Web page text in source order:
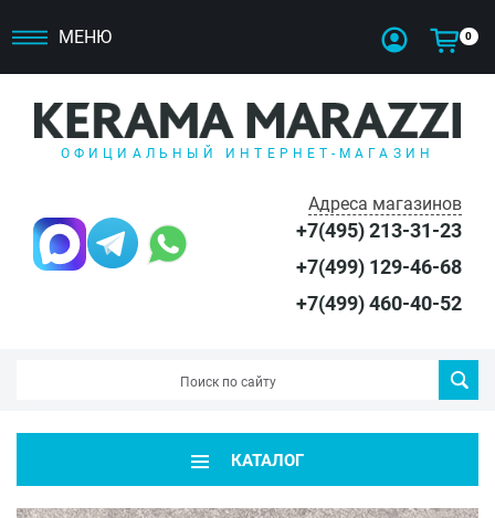
МЕНЮ 0
ОФИЦИАЛЬНЫЙ ИНТЕРНЕТ-МАГАЗИН
Адреса магазинов
+7(495) 213-31-23
+7(499) 129-46-68
+7(499) 460-40-52
КАТАЛОГ